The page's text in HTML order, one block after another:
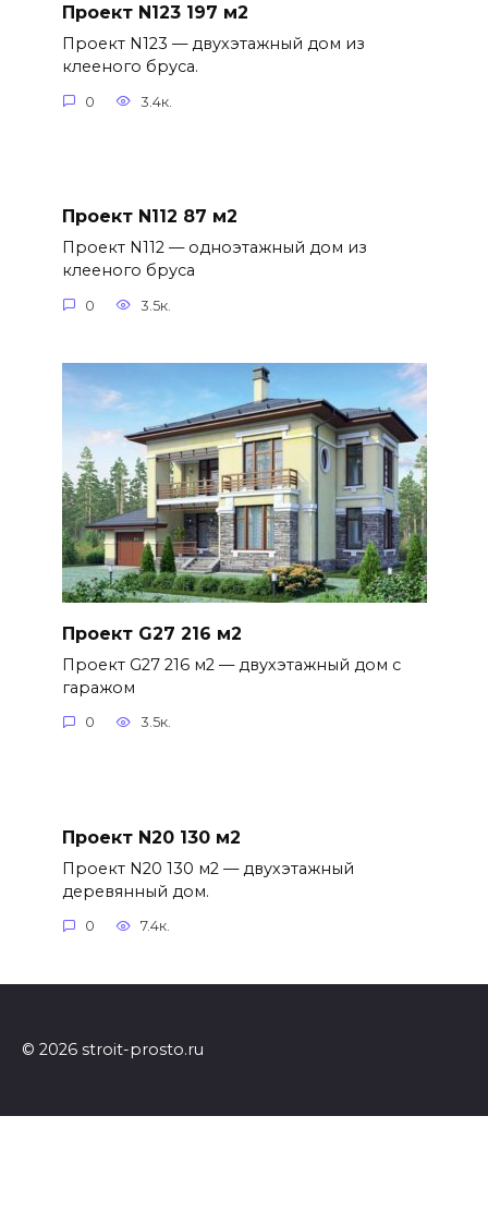
Проект N123 197 м2
Проект N123 — двухэтажный дом из
клееного бруса.
0 3.4к.
Проект N112 87 м2
Проект N112 — одноэтажный дом из
клееного бруса
0 3.5к.
Проект G27 216 м2
Проект G27 216 м2 — двухэтажный дом с
гаражом
0 3.5к.
Проект N20 130 м2
Проект N20 130 м2 — двухэтажный
деревянный дом.
0 7.4к.
© 2026 stroit-prosto.ru